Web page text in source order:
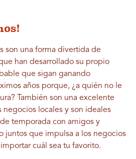
son una forma divertida de
han desarrollado su propio
que sigan ganando
años porque, ¿a quién no le
También son una excelente
negocios locales y son ideales
temporada con amigos y
juntos que impulsa a los negocios
cuál sea tu favorito.